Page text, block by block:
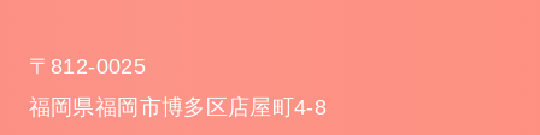
〒812-0025
福岡県福岡市博多区店屋町4-8